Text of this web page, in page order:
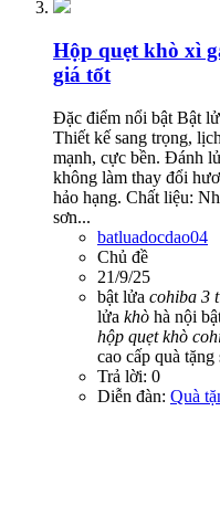
Hộp quẹt khò xì
giá tốt
Đặc điểm nổi bật Bật
Thiết kế sang trọng,
mạnh, cực bền. Đánh
không làm thay đổi
hảo hạng. Chất liệu:
sơn...
batluadocdao04
Chủ đề
21/9/25
bật lửa cohiba 3
lửa khò hà nội
hộp quẹt khò
cao cấp quà tặng
Trả lời: 0
Diễn đàn: Quà